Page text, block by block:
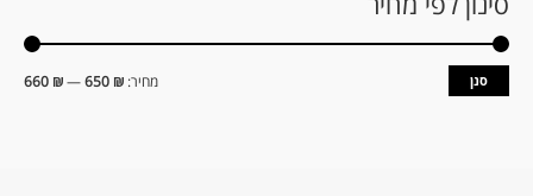
סנן מחיר: ₪ 650
—
₪ 660